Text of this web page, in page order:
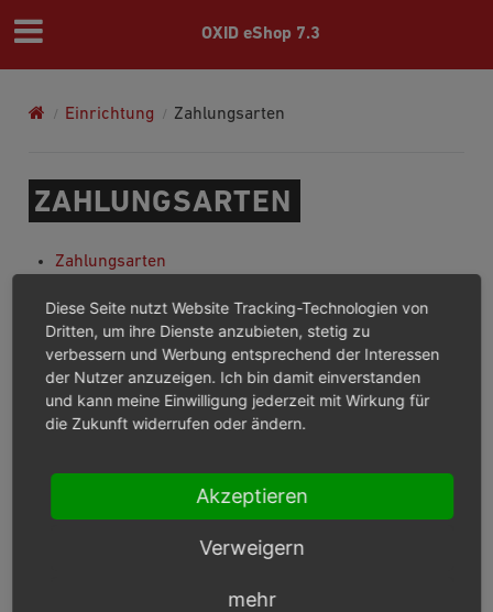
OXID eShop 7.3
Einrichtung Zahlungsarten
ZAHLUNGSARTEN
Zahlungsarten
Registerkarte Länder
Registerkarte RDFa
Previous Next
© Copyright 2003 – 2026, OXID eSales AG.
OXID docs|Impressum|Datenschutz|Kontakt
Diese Seite nutzt Website Tracking-Technologien von
Dritten, um ihre Dienste anzubieten, stetig zu
verbessern und Werbung entsprechend der Interessen
der Nutzer anzuzeigen. Ich bin damit einverstanden
und kann meine Einwilligung jederzeit mit Wirkung für
die Zukunft widerrufen oder ändern.
Akzeptieren
Verweigern
mehr